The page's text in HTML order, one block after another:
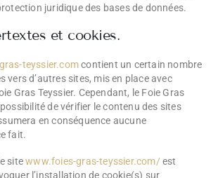
juridique des bases de données.
et cookies.
teyssier.comcontient un certain nombre
vers d’autres sites, mis en place avec
Gras Teyssier. Cependant, le Foie Gras
possibilité de vérifier le contenu des sites
en conséquence aucune
fait.
sitewww.foies-gras-teyssier.com/ est
l’installation de cookie(s) sur